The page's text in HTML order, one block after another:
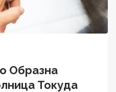
Образна
Токуда